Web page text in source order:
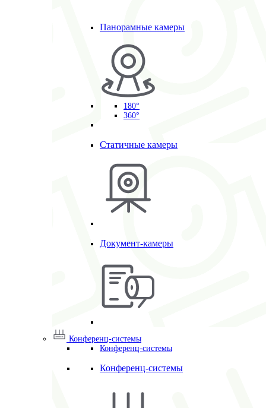
Панорамные камеры
180°
360°
Статичные камеры
Документ-камеры
Конференц-системы
Конференц-системы
Конференц-системы